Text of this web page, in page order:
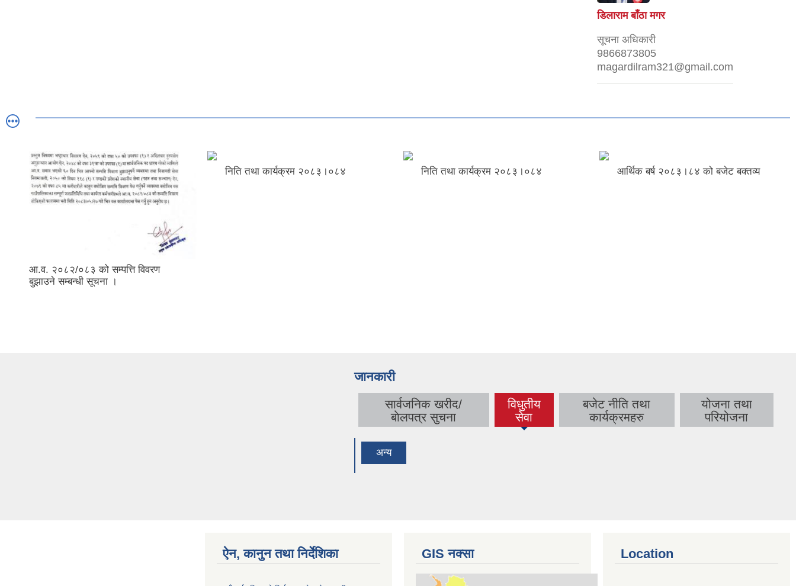
डिलाराम बाँठा मगर
सूचना अधिकारी
9866873805
magardilram321@gmail.com
आ.व. २०८२/०८३ को सम्पत्ति विवरण
बुझाउने सम्बन्धी सूचना ।
निति तथा कार्यक्रम २०८३।०८४ निति तथा कार्यक्रम २०८३।०८४ आर्थिक बर्ष २०८३।८४ को बजेट बक्तव्य
जानकारी
सार्वजनिक खरीद/
बाेलपत्र सुचना
विधुतीय
सेवा
(active
tab)
बजेट नीति तथा
कार्यक्रमहरु
योजना तथा
परियोजना
अन्य
ऐन, कानुन तथा निर्देशिका GIS नक्सा Location